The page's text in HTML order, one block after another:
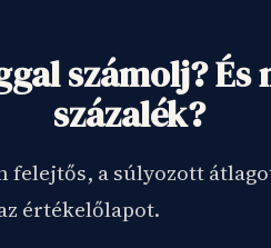
számolj? És
százalék?
felejtős, a súlyozott
értékelőlapot.